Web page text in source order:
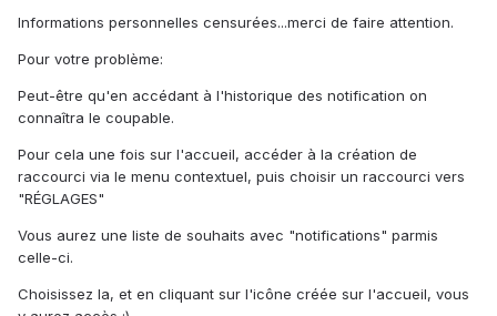
Informations personnelles censurées...merci de faire attention.
Pour votre problème:
Peut-être qu'en accédant à l'historique des notification on
connaîtra le coupable.
Pour cela une fois sur l'accueil, accéder à la création de
raccourci via le menu contextuel, puis choisir un raccourci vers
"RÉGLAGES"
Vous aurez une liste de souhaits avec "notifications" parmis
celle-ci.
Choisissez la, et en cliquant sur l'icône créée sur l'accueil, vous